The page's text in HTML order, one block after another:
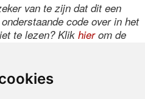
van te zijn dat dit een
code over in het
te lezen? Klik hierom de